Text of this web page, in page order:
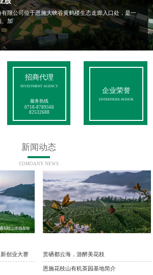
限公司位于恩施大峡谷黄鹤楼生态走廊入口处，是一
、加
招商代理
INVESTMENT AGENCY
服务热线
0718-8789566
82532688
企业荣誉
ENTERPRISE HONOR
新闻动态
COMOANY NEWS
创业大赛 赏硒都云海，游醉美花枝
恩施花枝山有机茶园基地简介